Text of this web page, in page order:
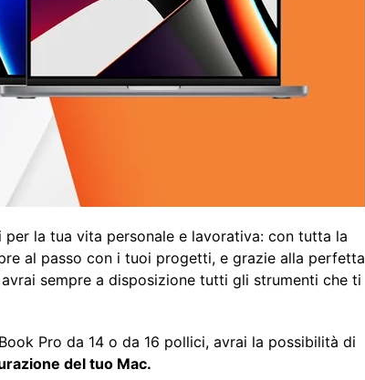
per la tua vita personale e lavorativa: con tutta la
al passo con i tuoi progetti, e grazie alla perfetta
sempre a disposizione tutti gli strumenti che ti
Pro da 14 o da 16 pollici, avrai la possibilità di
del tuo Mac.